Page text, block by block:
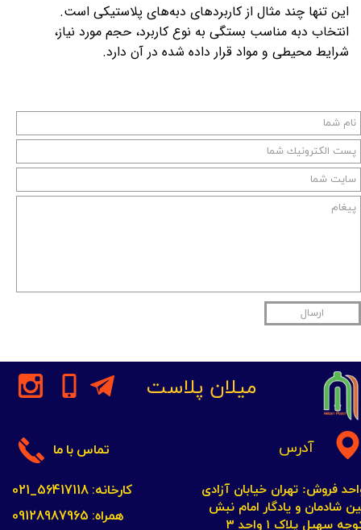
این تنها چند مثال از کاربردهای دبه‌های پلاستیکی است.
انتخاب دبه مناسب بستگی به نوع کاربرد، حجم مورد نیاز،
شرایط محیطی و مواد قرار داده شده در آن دارد.
ارسال
تماس با ما
میلان پلاست
کارخانه: 56417118_021
همراه: 09128987965
آدرس
فروش: تهران خیابان آزادی
شادمان و یادگار امام نبش
سهیل پلاک ۱ واحد ۳​​​​​​​